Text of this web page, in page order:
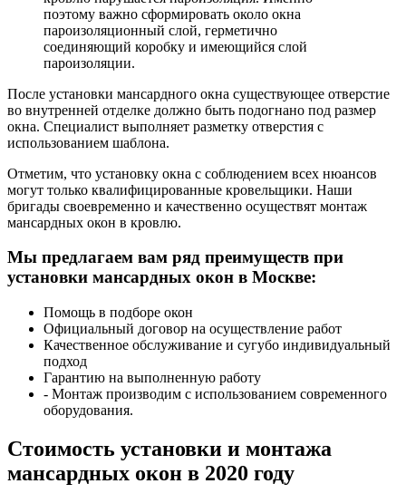
поэтому важно сформировать около окна
пароизоляционный слой, герметично
соединяющий коробку и имеющийся слой
пароизоляции.
После установки мансардного окна существующее отверстие
во внутренней отделке должно быть подогнано под размер
окна. Специалист выполняет разметку отверстия с
использованием шаблона.
Отметим, что установку окна с соблюдением всех нюансов
могут только квалифицированные кровельщики. Наши
бригады своевременно и качественно осуществят монтаж
мансардных окон в кровлю.
Мы предлагаем вам ряд преимуществ при
установки мансардных окон в Москве:
Помощь в подборе окон
Официальный договор на осуществление работ
Качественное обслуживание и сугубо индивидуальный
подход
Гарантию на выполненную работу
- Монтаж производим с использованием современного
оборудования.
Стоимость установки и монтажа
мансардных окон в 2020 году